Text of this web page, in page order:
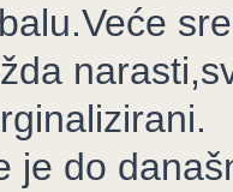
je do